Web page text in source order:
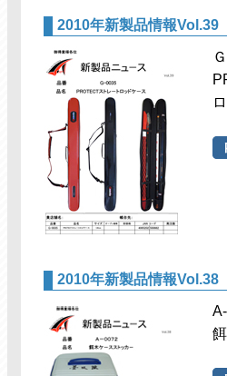
2010年新製品情報Vol.39
2010年新製品情報Vol.38